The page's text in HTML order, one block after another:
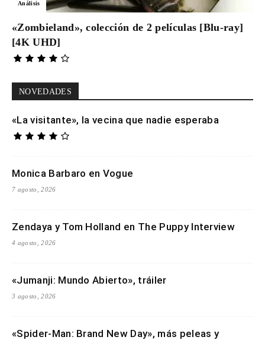
Análisis
«Zombieland», colección de 2 películas [Blu-ray]
[4K UHD]
NOVEDADES
«La visitante», la vecina que nadie esperaba
Monica Barbaro en Vogue
7 agosto, 2026
Zendaya y Tom Holland en The Puppy Interview
4 agosto, 2026
«Jumanji: Mundo Abierto», tráiler
3 agosto, 2026
«Spider-Man: Brand New Day», más peleas y